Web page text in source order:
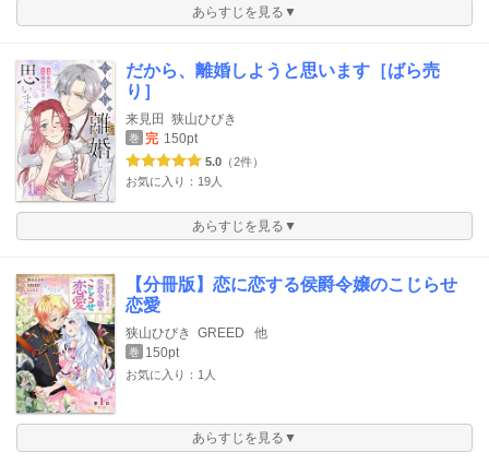
あらすじを見る▼
だから、離婚しようと思います［ばら売
り］
来見田 狭山ひびき
巻 完 150pt
5.0 （2件）
お気に入り：19人
あらすじを見る▼
【分冊版】恋に恋する侯爵令嬢のこじらせ
恋愛
狭山ひびき GREED 他
巻 150pt
お気に入り：1人
あらすじを見る▼